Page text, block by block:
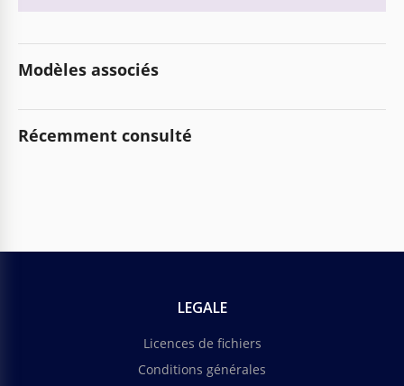
Modèles associés
Récemment consulté
LEGALE
Licences de fichiers
Conditions générales